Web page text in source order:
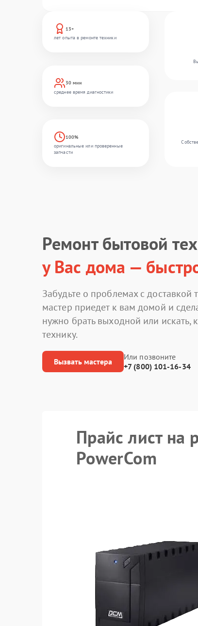
13+
лет опыта в ремонте техники
30 мин
среднее время диагностики
100%
оригинальные или проверенные
запчасти
Ремонт бытовой
у Вас дома —
Забудьте о проблемах с доставкой
мастер приедет к вам домой и
нужно брать выходной или искать,
технику.
Вызвать мастера
Или позвоните
+7 (800) 101-16-34
Прайс лист на
PowerCom